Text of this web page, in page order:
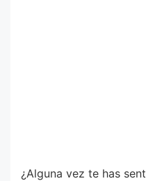
¿Alguna vez te has